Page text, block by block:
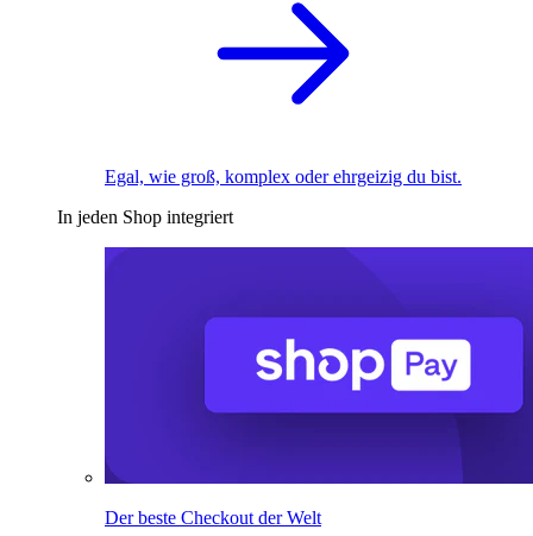
Egal, wie groß, komplex oder ehrgeizig du bist.
In jeden Shop integriert
Der beste Checkout der Welt